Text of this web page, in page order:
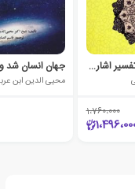
رحمه من الرحمن تفسیر اشاری و عرفانی قرآن 6
1،760،000
محیی الدین ابن